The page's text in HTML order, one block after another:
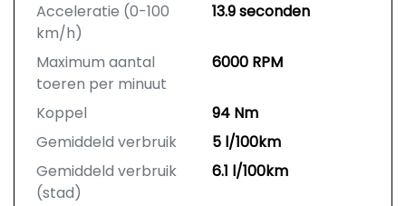
Acceleratie (0-100
km/h)
13.9 seconden
Maximum aantal
toeren per minuut
6000 RPM
Koppel
94 Nm
Gemiddeld verbruik
5 l/100km
Gemiddeld verbruik
(stad)
6.1 l/100km